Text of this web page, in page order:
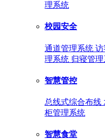
理系统
校园安全
通道管理系统 访
理系统 归寝管
智慧管控
总线式综合布线
柜管理系统
智慧食堂